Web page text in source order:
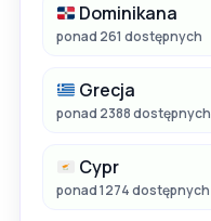
Dominikana
ponad 261 dostępnych
Grecja
ponad 2388 dostępnych
Cypr
ponad 1274 dostępnych